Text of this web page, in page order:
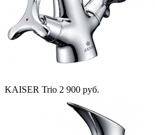
KAISER Trio 2 900 руб.